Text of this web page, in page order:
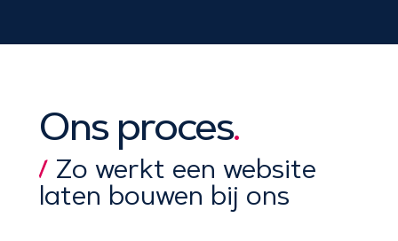
Ons proces.
Zo werkt een website
laten bouwen bij ons